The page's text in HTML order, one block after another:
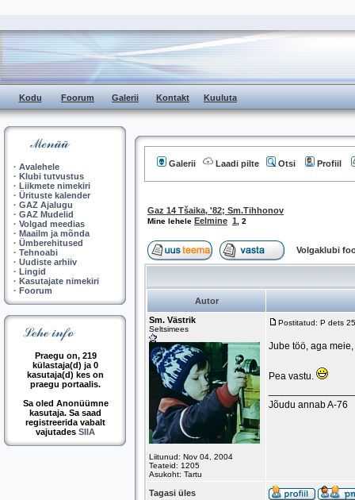
Kodu Foorum Galerii Kontakt Kuuluta
· Avalehele
· Klubi tutvustus
· Liikmete nimekiri
· Ürituste kalender
· GAZ Ajalugu
· GAZ Mudelid
· Volgad meedias
· Maailm ja mõnda
· Ümberehitused
· Tehnoabi
· Uudiste arhiiv
· Lingid
· Kasutajate nimekiri
· Foorum
Praegu on, 219
külastaja(d) ja 0
kasutaja(d) kes on
praegu portaalis.
Sa oled Anonüümne
kasutaja. Sa saad
registreerida vabalt
vajutades SIIA
Galerii Laadi pilte Otsi Profiil
Gaz 14 Tšaika, '82; Sm.Tihhonov
Mine lehele Eelmine 1 2
Volgaklubi
Autor
Sm. Västrik
Seltsimees
Liitunud: Nov 04, 2004
Teateid: 1205
Asukoht: Tartu
Postitatud: P dets
Jube töö, aga
Pea vastu.
Jõudu annab A-76
Tagasi üles